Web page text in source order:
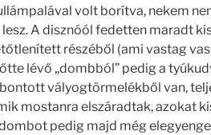
volt borítva, nekem
lesz. A disznóól fedetten maradt
részéből (ami vastag
lévő „dombból” pedig a
vályogtörmelékből van,
mostanra elszáradtak, azokat
pedig majd még